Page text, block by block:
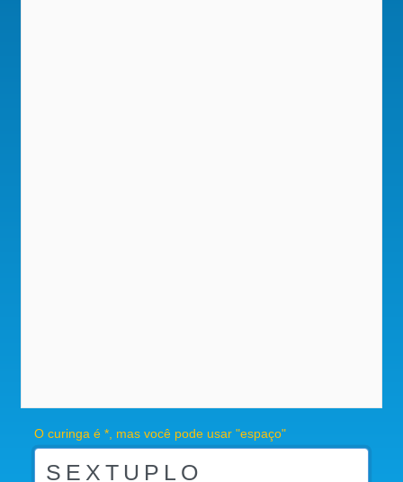
O curinga é *, mas você pode usar "espaço"